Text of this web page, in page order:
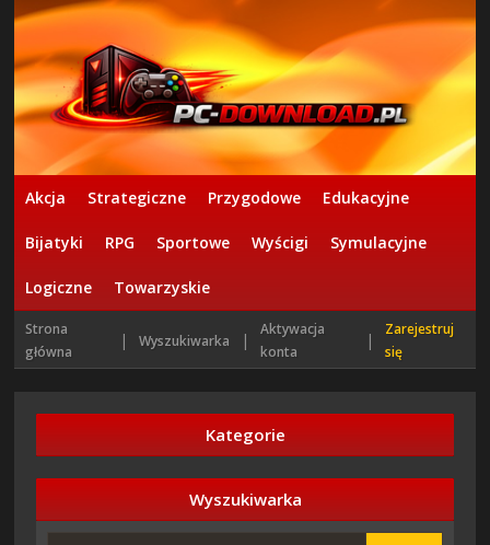
Akcja Strategiczne Przygodowe Edukacyjne
Bijatyki RPG Sportowe Wyścigi Symulacyjne
Logiczne Towarzyskie
Strona
główna
| Wyszukiwarka |
Aktywacja
konta
|
Zarejestruj
się
Kategorie
Wyszukiwarka